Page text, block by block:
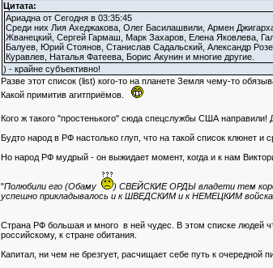
Цитата:
Ариадна от Сегодня в 03:35:45
Среди них Лия Ахеджакова, Олег Басилашвили, Армен
Жванецкий, Сергей Гармаш, Марк Захаров, Елена Яковлева,
Балуев, Юрий Стоянов, Станислав Садальский, Александр
Куравлев, Наталья Фатеева, Борис Акунин и многие другие.
) - крайне субъективно!
Разве этот список (list) кого-то на планете Земля чему-то
Какой примитив агитприёмов.
Кого ж такого "простенького" сюда спецслужбы США направили!
Будто народ в РФ настолько глуп, что на такой список клюнет
Но народ РФ мудрый - он выжидает момент, когда и к нам
"Полюбили его (Обаму
) СВЕЙСКИЕ ОРДЫ владети тем
успешно прикладывалось и к ШВЕДСКИМ и к НЕМЕЦКИМ
Страна РФ большая и много в ней чудес. В этом списке людей
российскому, к стране обитания.
Капитал, ни чем не брезгует, расчищает себе путь к очередной